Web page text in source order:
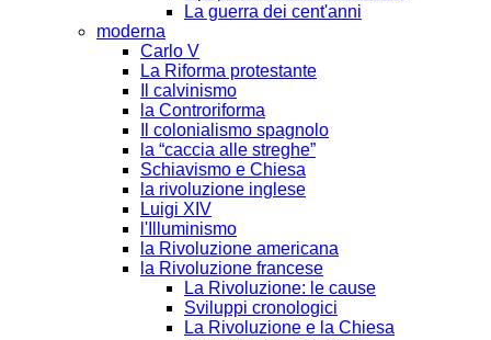
La guerra dei cent'anni
moderna
Carlo V
La Riforma protestante
Il calvinismo
la Controriforma
Il colonialismo spagnolo
la “caccia alle streghe”
Schiavismo e Chiesa
la rivoluzione inglese
Luigi XIV
l'Illuminismo
la Rivoluzione americana
la Rivoluzione francese
La Rivoluzione: le cause
Sviluppi cronologici
La Rivoluzione e la Chiesa